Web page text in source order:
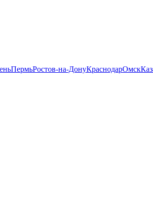
ПермьРостов-на-ДонуКраснодарОмск